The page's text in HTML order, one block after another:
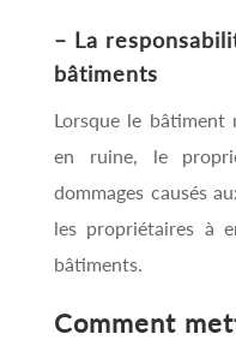
– La
bâtiments
Lorsque le bâtiment
en ruine, le
dommages causés
les propriétaires à
bâtiments.
Comment